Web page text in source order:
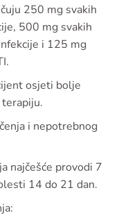
250 mg svakih
500 mg svakih
i 125 mg
osjeti bolje
i nepotrebnog
najčešće provodi 7
14 do 21 dan.